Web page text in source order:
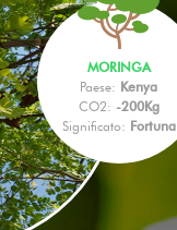
MORINGA
Paese: Kenya
CO2: -200Kg
Significato: Fortuna